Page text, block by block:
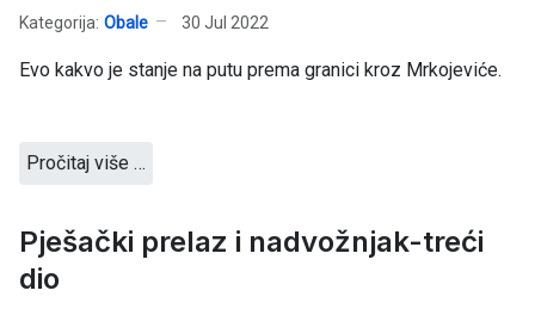
Kategorija: Obale 30 Jul 2022
Evo kakvo je stanje na putu prema granici kroz Mrkojeviće.
Pročitaj više …
Pješački prelaz i nadvožnjak-treći
dio